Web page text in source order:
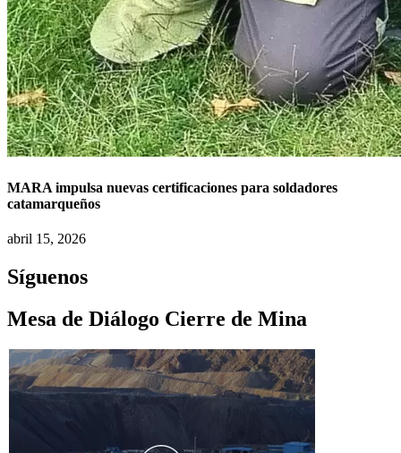
MARA impulsa nuevas certificaciones para soldadores
catamarqueños
abril 15, 2026
Síguenos
Mesa de Diálogo Cierre de Mina